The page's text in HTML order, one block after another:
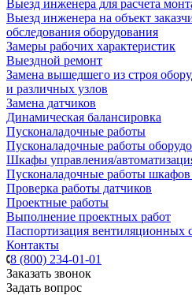
Выезд инженера для расчета
Выезд инженера на объект
обследования оборудования
Замеры рабочих характеристик
Выездной ремонт
Замена вышедшего из строя
и различных узлов
Замена датчиков
Динамическая балансировка
Пусконаладочные работы
Пусконаладочные работы
Шкафы управления/
Пусконаладочные работы шкафов
Проверка работы датчиков
Проектные работы
Выполнение проектных работ
Паспортизация вентиляционных
Контакты
8 (800) 234-01-01
Заказать звонок
Задать вопрос